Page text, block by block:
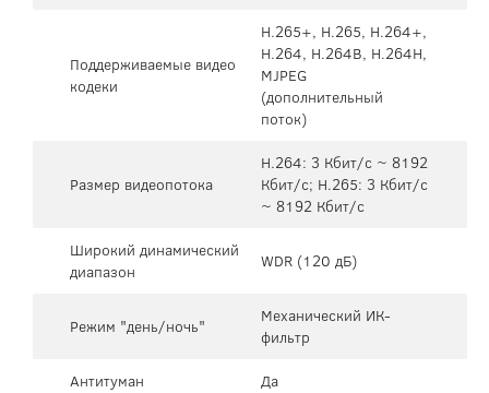
Поддерживаемые видео
кодеки
H.265+, H.265, H.264+,
H.264, H.264B, H.264H,
MJPEG
(дополнительный
поток)
Размер видеопотока
H.264: 3 Кбит/с ~ 8192
Кбит/с; H.265: 3 Кбит/с
~ 8192 Кбит/с
Широкий динамический
диапазон
WDR (120 дБ)
Режим "день/ночь"
Механический ИК-
фильтр
Антитуман
Да